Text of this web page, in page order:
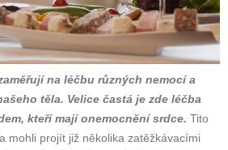
na léčbu různých nemocí a
těla. Velice častá je zde léčba
kteří mají onemocnění srdce. Tito
mohli projít již několika zatěžkávacími